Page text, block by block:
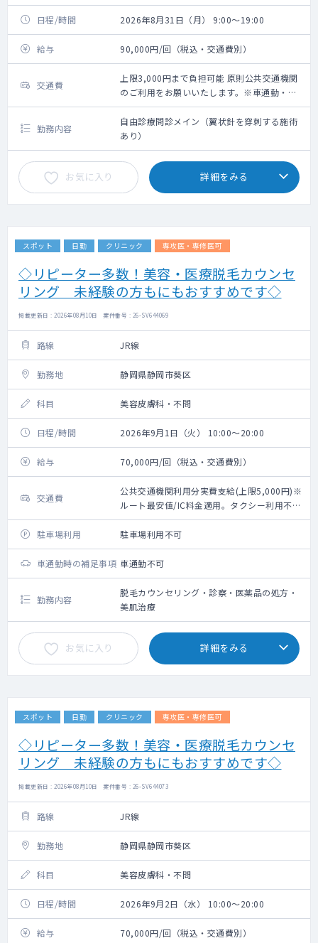
日程/時間 2026年8月31日（月） 9:00～19:00
給与 90,000円/回（税込・交通費別）
交通費
上限3,000円まで負担可能 原則公共交通機関
のご利用をお願いいたします。※車通勤・タ
クシー利用要相談
勤務内容
自由診療問診メイン（翼状針を穿刺する施術
あり）
お気に入り 詳細をみる
スポット 日勤 クリニック 専攻医・専修医可
◇リピーター多数！美容・医療脱毛カウンセ
リング 未経験の方もにもおすすめです◇
掲載更新日 : 2026年08月10日 案件番号 : 26-SV644069
路線 JR線
勤務地 静岡県静岡市葵区
科目 美容皮膚科・不問
日程/時間 2026年9月1日（火） 10:00～20:00
給与 70,000円/回（税込・交通費別）
交通費
公共交通機関利用分実費支給(上限5,000円)※
ルート最安値/IC料金適用。タクシー利用不
可。
駐車場利用
駐車場利用不可
車通勤時の補足事項 車通勤不可
勤務内容
脱毛カウンセリング・診察・医薬品の処方・
美肌治療
お気に入り 詳細をみる
スポット 日勤 クリニック 専攻医・専修医可
◇リピーター多数！美容・医療脱毛カウンセ
リング 未経験の方もにもおすすめです◇
掲載更新日 : 2026年08月10日 案件番号 : 26-SV644073
路線 JR線
勤務地 静岡県静岡市葵区
科目 美容皮膚科・不問
日程/時間 2026年9月2日（水） 10:00～20:00
給与 70,000円/回（税込・交通費別）